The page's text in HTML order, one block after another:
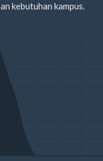
kebutuhan kampus.